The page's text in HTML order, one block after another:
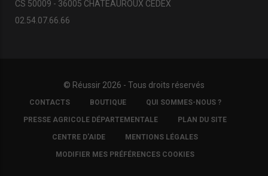
CS 50009 - 36005 CHATEAUROUX CEDEX
02.54.07.66.66
© Réussir 2026 - Tous droits réservés
FOOTER
COPYRIGHT
CONTACTS BOUTIQUE QUI SOMMES-NOUS ?
PRESSE AGRICOLE DÉPARTEMENTALE PLAN DU SITE
CENTRE D'AIDE MENTIONS LÉGALES
MODIFIER MES PRÉFÉRENCES COOKIES